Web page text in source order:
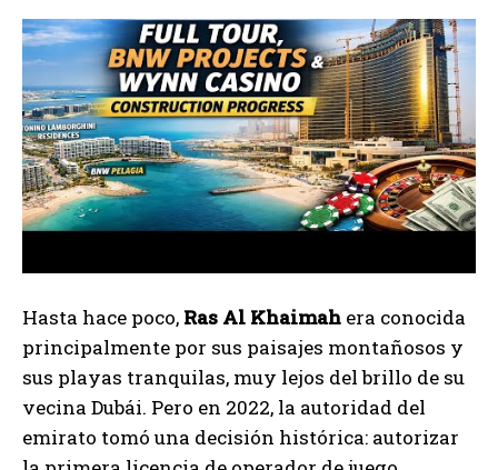
Hasta hace poco, Ras Al Khaimah era conocida
principalmente por sus paisajes montañosos y
sus playas tranquilas, muy lejos del brillo de su
vecina Dubái. Pero en 2022, la autoridad del
emirato tomó una decisión histórica: autorizar